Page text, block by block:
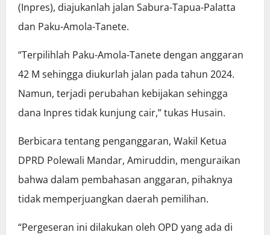
(Inpres), diajukanlah jalan Sabura-Tapua-Palatta
dan Paku-Amola-Tanete.
“Terpilihlah Paku-Amola-Tanete dengan anggaran
42 M sehingga diukurlah jalan pada tahun 2024.
Namun, terjadi perubahan kebijakan sehingga
dana Inpres tidak kunjung cair,” tukas Husain.
Berbicara tentang penganggaran, Wakil Ketua
DPRD Polewali Mandar, Amiruddin, menguraikan
bahwa dalam pembahasan anggaran, pihaknya
tidak memperjuangkan daerah pemilihan.
“Pergeseran ini dilakukan oleh OPD yang ada di